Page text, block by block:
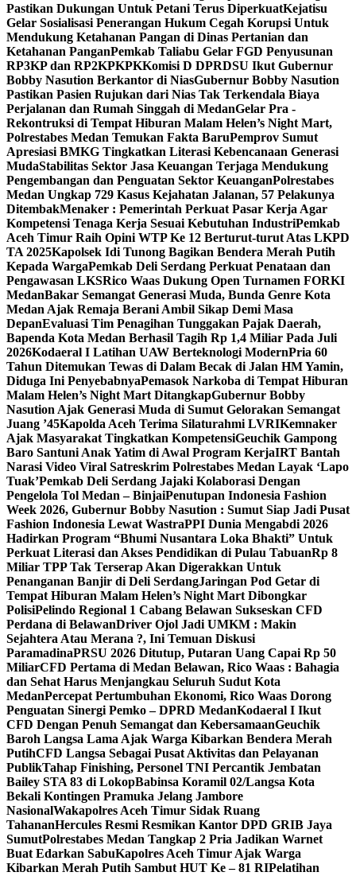
Pastikan Dukungan Untuk Petani Terus DiperkuatKejatisu
Gelar Sosialisasi Penerangan Hukum Cegah Korupsi Untuk
Mendukung Ketahanan Pangan di Dinas Pertanian dan
Ketahanan PanganPemkab Taliabu Gelar FGD Penyusunan
RP3KP dan RP2KPKPKKomisi D DPRDSU Ikut Gubernur
Bobby Nasution Berkantor di NiasGubernur Bobby Nasution
Pastikan Pasien Rujukan dari Nias Tak Terkendala Biaya
Perjalanan dan Rumah Singgah di MedanGelar Pra -
Rekontruksi di Tempat Hiburan Malam Helen’s Night Mart,
Polrestabes Medan Temukan Fakta BaruPemprov Sumut
Apresiasi BMKG Tingkatkan Literasi Kebencanaan Generasi
MudaStabilitas Sektor Jasa Keuangan Terjaga Mendukung
Pengembangan dan Penguatan Sektor KeuanganPolrestabes
Medan Ungkap 729 Kasus Kejahatan Jalanan, 57 Pelakunya
DitembakMenaker : Pemerintah Perkuat Pasar Kerja Agar
Kompetensi Tenaga Kerja Sesuai Kebutuhan IndustriPemkab
Aceh Timur Raih Opini WTP Ke 12 Berturut-turut Atas LKPD
TA 2025Kapolsek Idi Tunong Bagikan Bendera Merah Putih
Kepada WargaPemkab Deli Serdang Perkuat Penataan dan
Pengawasan LKSRico Waas Dukung Open Turnamen FORKI
MedanBakar Semangat Generasi Muda, Bunda Genre Kota
Medan Ajak Remaja Berani Ambil Sikap Demi Masa
DepanEvaluasi Tim Penagihan Tunggakan Pajak Daerah,
Bapenda Kota Medan Berhasil Tagih Rp 1,4 Miliar Pada Juli
2026Kodaeral I Latihan UAW Berteknologi ModernPria 60
Tahun Ditemukan Tewas di Dalam Becak di Jalan HM Yamin,
Diduga Ini PenyebabnyaPemasok Narkoba di Tempat Hiburan
Malam Helen’s Night Mart DitangkapGubernur Bobby
Nasution Ajak Generasi Muda di Sumut Gelorakan Semangat
Juang ’45Kapolda Aceh Terima Silaturahmi LVRIKemnaker
Ajak Masyarakat Tingkatkan KompetensiGeuchik Gampong
Baro Santuni Anak Yatim di Awal Program KerjaIRT Bantah
Narasi Video Viral Satreskrim Polrestabes Medan Layak ‘Lapo
Tuak’Pemkab Deli Serdang Jajaki Kolaborasi Dengan
Pengelola Tol Medan – BinjaiPenutupan Indonesia Fashion
Week 2026, Gubernur Bobby Nasution : Sumut Siap Jadi Pusat
Fashion Indonesia Lewat WastraPPI Dunia Mengabdi 2026
Hadirkan Program “Bhumi Nusantara Loka Bhakti” Untuk
Perkuat Literasi dan Akses Pendidikan di Pulau TabuanRp 8
Miliar TPP Tak Terserap Akan Digerakkan Untuk
Penanganan Banjir di Deli SerdangJaringan Pod Getar di
Tempat Hiburan Malam Helen’s Night Mart Dibongkar
PolisiPelindo Regional 1 Cabang Belawan Sukseskan CFD
Perdana di BelawanDriver Ojol Jadi UMKM : Makin
Sejahtera Atau Merana ?, Ini Temuan Diskusi
ParamadinaPRSU 2026 Ditutup, Putaran Uang Capai Rp 50
MiliarCFD Pertama di Medan Belawan, Rico Waas : Bahagia
dan Sehat Harus Menjangkau Seluruh Sudut Kota
MedanPercepat Pertumbuhan Ekonomi, Rico Waas Dorong
Penguatan Sinergi Pemko – DPRD MedanKodaeral I Ikut
CFD Dengan Penuh Semangat dan KebersamaanGeuchik
Baroh Langsa Lama Ajak Warga Kibarkan Bendera Merah
PutihCFD Langsa Sebagai Pusat Aktivitas dan Pelayanan
PublikTahap Finishing, Personel TNI Percantik Jembatan
Bailey STA 83 di LokopBabinsa Koramil 02/Langsa Kota
Bekali Kontingen Pramuka Jelang Jambore
NasionalWakapolres Aceh Timur Sidak Ruang
TahananHercules Resmi Resmikan Kantor DPD GRIB Jaya
SumutPolrestabes Medan Tangkap 2 Pria Jadikan Warnet
Buat Edarkan SabuKapolres Aceh Timur Ajak Warga
Kibarkan Merah Putih Sambut HUT Ke – 81 RIPelatihan